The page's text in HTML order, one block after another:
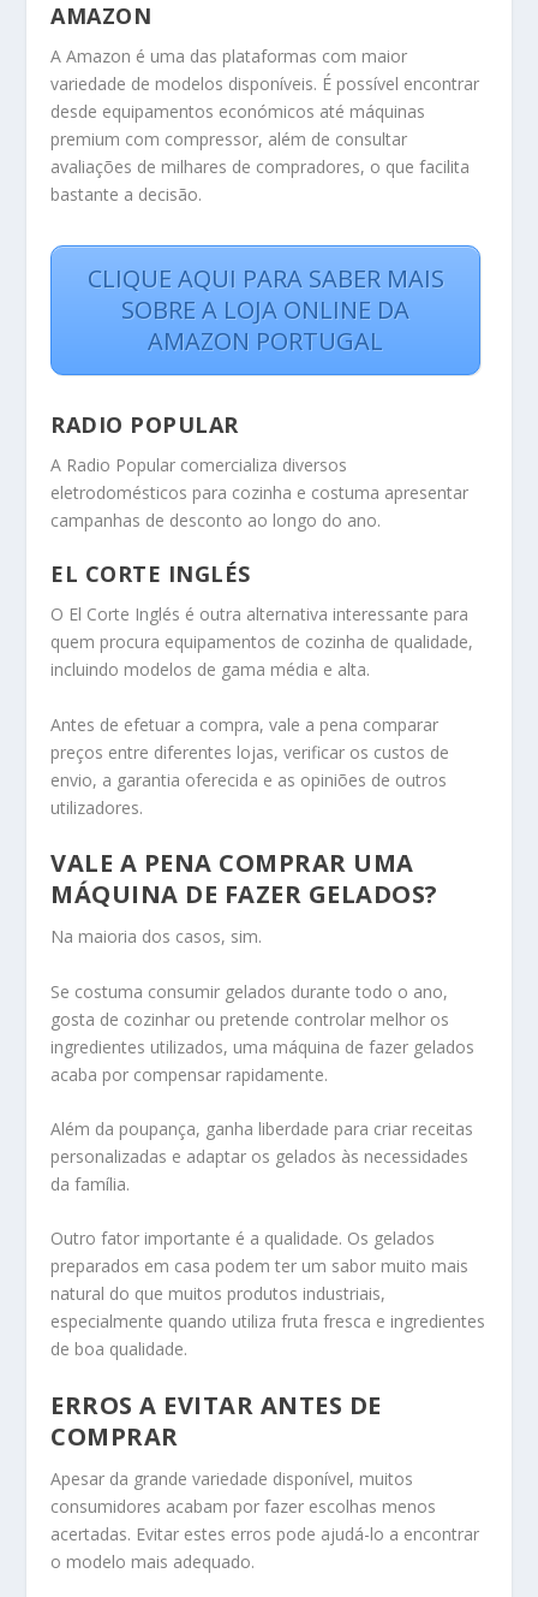
AMAZON
A Amazon é uma das plataformas com maior
variedade de modelos disponíveis. É possível encontrar
desde equipamentos económicos até máquinas
premium com compressor, além de consultar
avaliações de milhares de compradores, o que facilita
bastante a decisão.
CLIQUE AQUI PARA SABER MAIS
SOBRE A LOJA ONLINE DA
AMAZON PORTUGAL
RADIO POPULAR
A Radio Popular comercializa diversos
eletrodomésticos para cozinha e costuma apresentar
campanhas de desconto ao longo do ano.
EL CORTE INGLÉS
O El Corte Inglés é outra alternativa interessante para
quem procura equipamentos de cozinha de qualidade,
incluindo modelos de gama média e alta.
Antes de efetuar a compra, vale a pena comparar
preços entre diferentes lojas, verificar os custos de
envio, a garantia oferecida e as opiniões de outros
utilizadores.
VALE A PENA COMPRAR UMA
MÁQUINA DE FAZER GELADOS?
Na maioria dos casos, sim.
Se costuma consumir gelados durante todo o ano,
gosta de cozinhar ou pretende controlar melhor os
ingredientes utilizados, uma máquina de fazer gelados
acaba por compensar rapidamente.
Além da poupança, ganha liberdade para criar receitas
personalizadas e adaptar os gelados às necessidades
da família.
Outro fator importante é a qualidade. Os gelados
preparados em casa podem ter um sabor muito mais
natural do que muitos produtos industriais,
especialmente quando utiliza fruta fresca e ingredientes
de boa qualidade.
ERROS A EVITAR ANTES DE
COMPRAR
Apesar da grande variedade disponível, muitos
consumidores acabam por fazer escolhas menos
acertadas. Evitar estes erros pode ajudá-lo a encontrar
o modelo mais adequado.